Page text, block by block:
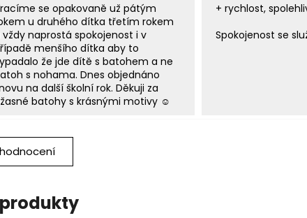
se opakovaně už pátým
u druhého dítka třetím rokem
vždy naprostá spokojenost i v
menšího dítka aby to
že jde dítě s batohem a ne
s nohama. Dnes objednáno
na další školní rok. Děkuji za
batohy s krásnými motivy ☺️
+ rychlost,
Spokojenost se